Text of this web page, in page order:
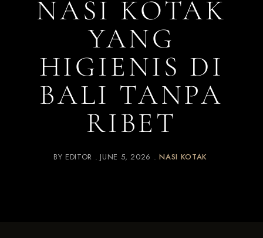
NASI KOTAK
YANG
HIGIENIS DI
BALI TANPA
RIBET
BY EDITOR JUNE 5, 2026 NASI KOTAK